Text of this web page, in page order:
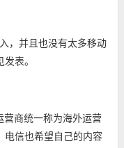
，并且也没有太多移动
表。
营商统一称为海外运营
电信也希望自己的内容